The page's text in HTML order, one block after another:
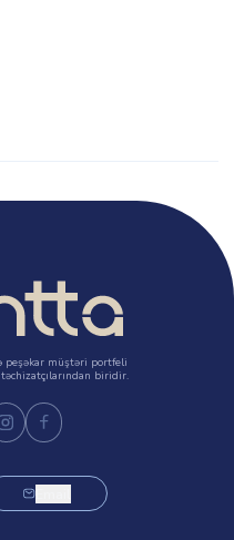
peşəkar müştəri portfeli
biridir.